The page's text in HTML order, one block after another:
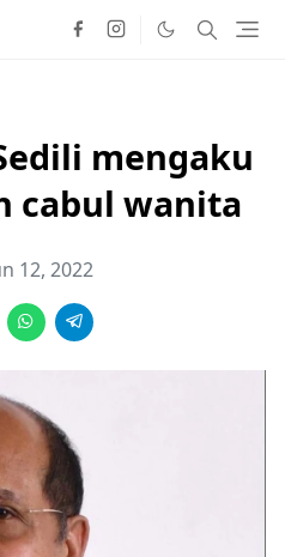
mengaku
cabul wanita
12, 2022